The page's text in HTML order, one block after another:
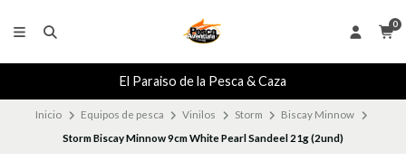
0
El Paraiso de la Pesca & Caza
Inicio Equipos de pesca Vinilos Storm
Biscay Minnow
Storm Biscay Minnow 9cm White Pearl Sandeel 21g (2und)